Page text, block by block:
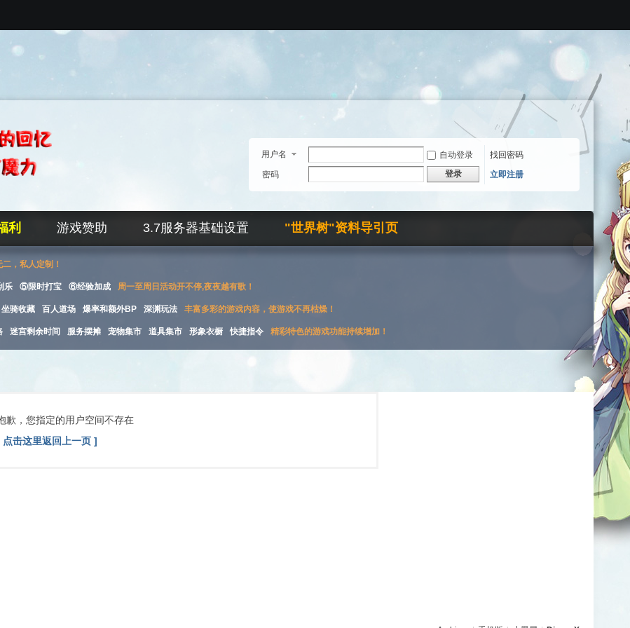
用户名 自动登录
找回密码
密码
登录 立即注册
利 游戏赞助 3.7服务器基础设置 "世界树"资料导引页
，私人定制！
乐 ⑤限时打宝 ⑥经验加成 周一至周日活动开不停,夜夜越有歌！
坐骑收藏 百人道场 爆率和额外BP 深渊玩法 丰富多彩的游戏内容，使游戏不再枯燥！
迷宫剩余时间 服务摆摊 宠物集市 道具集市 形象衣橱 快捷指令 精彩特色的游戏功能持续增加！
歉，您指定的用户空间不存在
点击这里返回上一页 ]